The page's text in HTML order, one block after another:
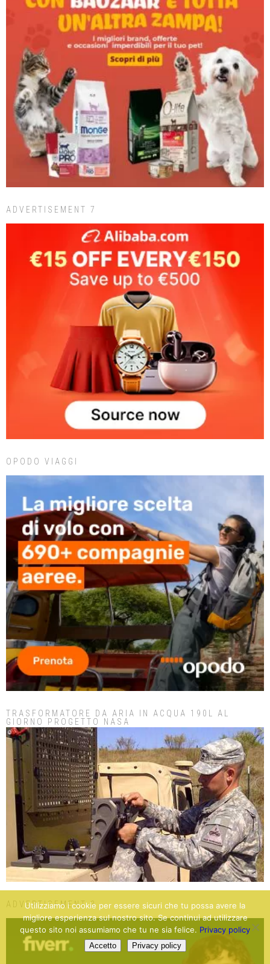
ADVERTISEMENT 7
OPODO VIAGGI
TRASFORMATORE DA ARIA IN ACQUA 190L AL
GIORNO PROGETTO NASA
ADVERTISEMENT 3
Utilizziamo i cookie per essere sicuri che tu possa avere la
migliore esperienza sul nostro sito. Se continui ad utilizzare
questo sito noi assumiamo che tu ne sia felice. Privacy policy
Accetto Privacy policy